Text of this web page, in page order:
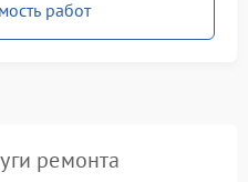
работ
ремонта